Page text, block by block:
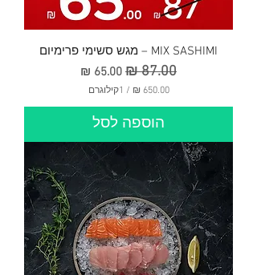
MIX SASHIMI – מגש סשימי פרימיום
מחיר רגיל מחיר מבצע
‏650.00 ‏₪
/ 1קילוגרם
5
0
0
‏
₪
ל
-
1
ק
הוספה לסל